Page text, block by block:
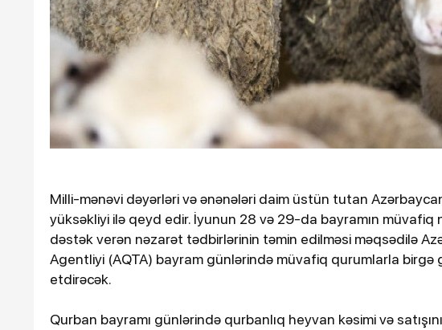
Milli-mənəvi dəyərləri və ənənələri daim üstün tutan
yüksəkliyi ilə qeyd edir. İyunun 28 və 29-da bayramın
dəstək verən nəzarət tədbirlərinin təmin edilməsi məqsədilə
Agentliyi (AQTA) bayram günlərində müvafiq qurumlarla birgə
etdirəcək.
Qurban bayramı günlərində qurbanlıq heyvan kəsimi və
adamı qəzada
12-03-2026, 12:12
İsrail Səhiyyə Nazirliyi İranın
hücumlarından zərərçəkənlərin
sayını açıqlayıb